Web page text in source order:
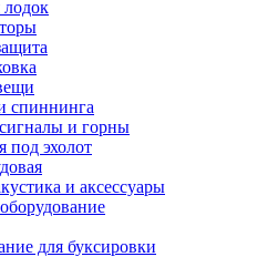
лодок
спиннинга
и горны
под эхолот
и аксессуары
для буксировки